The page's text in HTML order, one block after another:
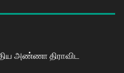
அண்ணா திராவிட